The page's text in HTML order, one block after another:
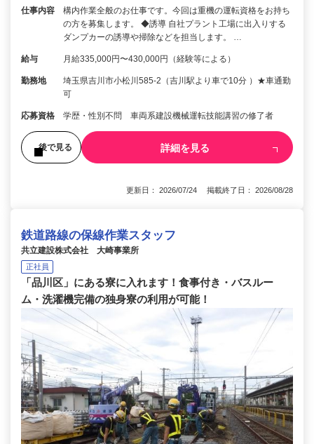
仕事内容
構内作業全般のお仕事です。今回は重機の運転資格をお持ち
の方を募集します。 ◆誘導 自社プラント工場に出入りする
ダンプカーの誘導や掃除などを担当します。 …
給与 月給335,000円〜430,000円（経験等による）
勤務地
埼玉県吉川市小松川585-2（吉川駅より車で10分 ）★車通勤
可
応募資格 学歴・性別不問 車両系建設機械運転技能講習の修了者
後で見る 詳細を見る
更新日： 2026/07/24 掲載終了日： 2026/08/28
鉄道路線の保線作業スタッフ
共立建設株式会社 大崎事業所
正社員
「品川区」にある寮に入れます！食事付き・バスルー
ム・洗濯機完備の独身寮の利用が可能！